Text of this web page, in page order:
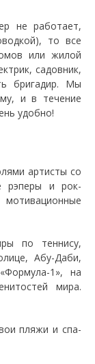
не работает,
то все
или жилой
садовник,
бригадир. Мы
и в течение
удобно!
артисты со
рэперы и рок-
по теннису,
Абу-Даби,
1», на
мира.
пляжи и спа-